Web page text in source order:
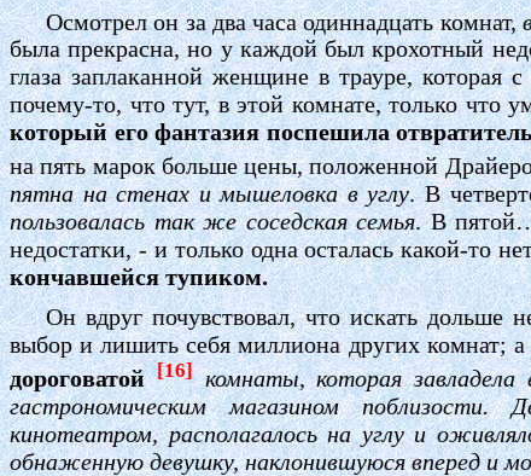
Осмотрел он за два часа одиннадцать комнат,
была прекрасна, но у каждой был крохотный
глаза заплаканной женщине в трауре,
почему-то, что тут, в этой комнате, только что
который его фантазия поспешила
на пять марок больше цены, положенной
пятна на стенах и мышеловка в углу. В
пользовалась так же соседская семья. В
недостатки, - и только одна осталась какой-то
кончавшейся тупиком.
Он вдруг почувствовал, что искать дольше
выбор и лишить себя миллиона других комнат;
дороговатой [16]комнаты,которая
гастрономическим магазином поблизости.
кинотеатром, располагалось на углу и
обнаженную девушку, наклонившуюся вперед и